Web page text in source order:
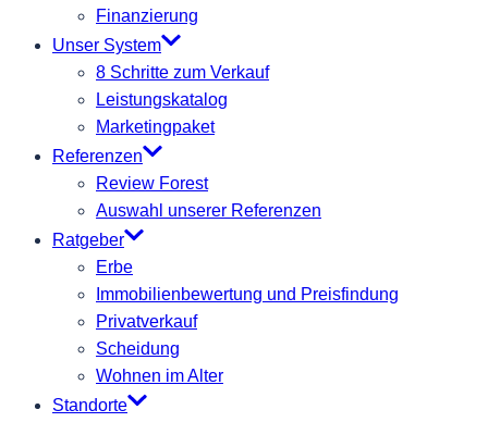
Finanzierung
Unser System
8 Schritte zum Verkauf
Leistungskatalog
Marketingpaket
Referenzen
Review Forest
Auswahl unserer Referenzen
Ratgeber
Erbe
Immobilienbewertung und Preisfindung
Privatverkauf
Scheidung
Wohnen im Alter
Standorte